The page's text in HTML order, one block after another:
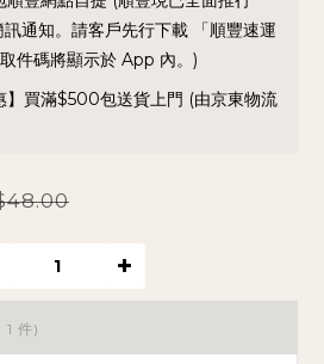
通知。請客戶先行下載 「順豐速運
件碼將顯示於 App 內。)
】買滿$500包送貨上門 (由京東物流
1 件)